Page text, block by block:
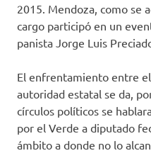
2015. Mendoza, como se
cargo participó en un
panista Jorge Luis
El enfrentamiento entre
autoridad estatal se da,
círculos políticos se
por el Verde a diputado
ámbito a donde no lo